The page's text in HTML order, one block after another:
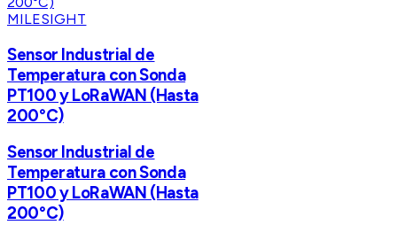
MILESIGHT
Sensor Industrial de
Temperatura con Sonda
PT100 y LoRaWAN (Hasta
200°C)
Sensor Industrial de
Temperatura con Sonda
PT100 y LoRaWAN (Hasta
200°C)